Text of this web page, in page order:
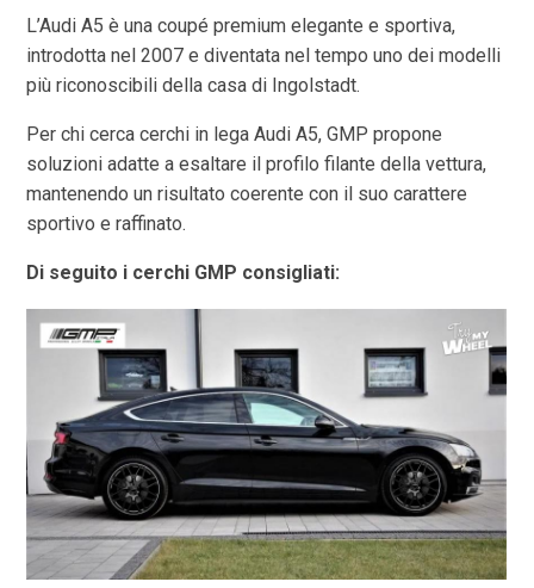
L’Audi A5 è una coupé premium elegante e sportiva,
introdotta nel 2007 e diventata nel tempo uno dei modelli
più riconoscibili della casa di Ingolstadt.
Per chi cerca cerchi in lega Audi A5, GMP propone
soluzioni adatte a esaltare il profilo filante della vettura,
mantenendo un risultato coerente con il suo carattere
sportivo e raffinato.
Di seguito i cerchi GMP consigliati: